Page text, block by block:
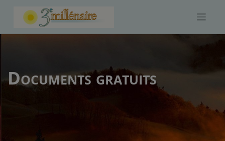
Documents gratuits